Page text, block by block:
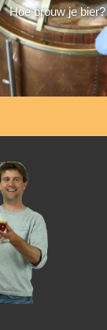
Hoe brouw je bier?